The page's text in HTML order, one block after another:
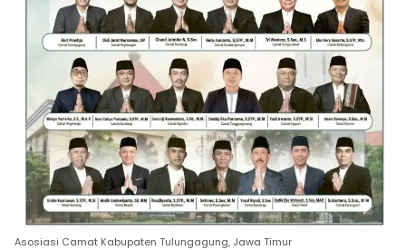
Asosiasi Camat Kabupaten Tulungagung, Jawa Timur